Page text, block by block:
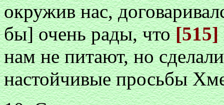
окружив нас,
бы] очень рады, что[515]
нам не питают, но
настойчивые просьбы